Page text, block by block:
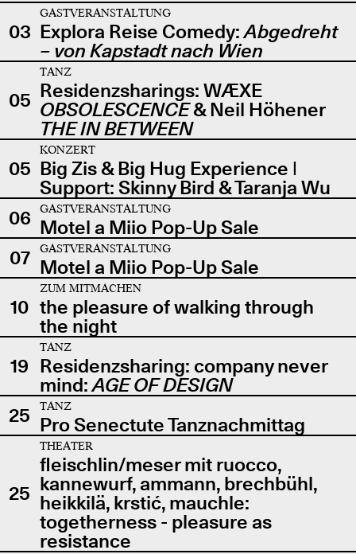
03
GASTVERANSTALTUNG
Explora Reise Comedy:Abgedreht
– von Kapstadt nach Wien
05
TANZ
Residenzsharings: WÆXE
OBSOLESCENCE& Neil Höhener
THE IN BETWEEN
05
KONZERT
Big Zis & Big Hug Experience |
Support: Skinny Bird & Taranja Wu
06
GASTVERANSTALTUNG
Motel a Miio Pop-Up Sale
07
GASTVERANSTALTUNG
Motel a Miio Pop-Up Sale
10
ZUM MITMACHEN
the pleasure of walking through
the night
19
TANZ
Residenzsharing: company never
mind:AGE OF DESIGN
25
TANZ
Pro Senectute Tanznachmittag
25
THEATER
fleischlin/meser mit ruocco,
kannewurf, ammann, brechbühl,
heikkilä, krstić, mauchle:
togetherness - pleasure as
resistance